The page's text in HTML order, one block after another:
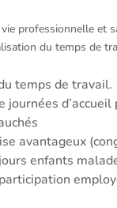
professionnelle et
du temps de
temps de travail.
journées d’accueil
avantageux
enfants